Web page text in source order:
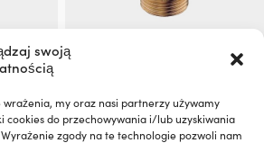
swoją
wrażenia, my oraz nasi partnerzy używamy
cookies do przechowywania i/lub uzyskiwania
zgody na te technologie pozwoli nam
1
do
Connector Male, mosiądz, 1/4″
G (BSP) (zewnętrzny) do 8 mm
(5/16″) węża